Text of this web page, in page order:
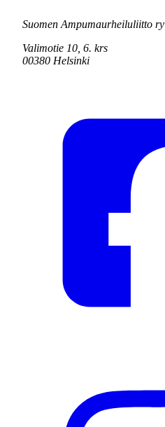
Suomen Ampumaurheiluliitto ry
Valimotie 10, 6. krs
00380 Helsinki